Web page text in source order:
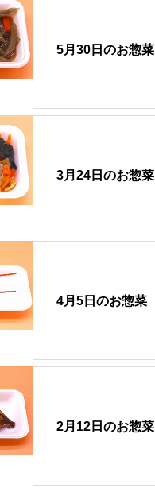
5月30日のお惣菜
3月24日のお惣菜
4月5日のお惣菜
2月12日のお惣菜